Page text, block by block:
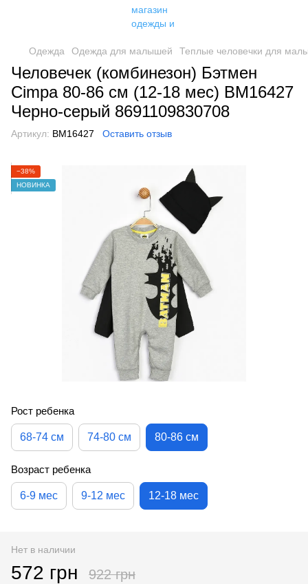
Одежда Одежда для малышей Теплые человечки для
Человечек (комбинезон) Бэтмен
Cimpa 80-86 см (12-18 мес) BM16427
Черно-серый 8691109830708
Артикул: BM16427 Оставить отзыв
−38%
НОВИНКА
Рост ребенка
68-74 см 74-80 см 80-86 см
Возраст ребенка
6-9 мес 9-12 мес 12-18 мес
Нет в наличии
572 грн 922 грн